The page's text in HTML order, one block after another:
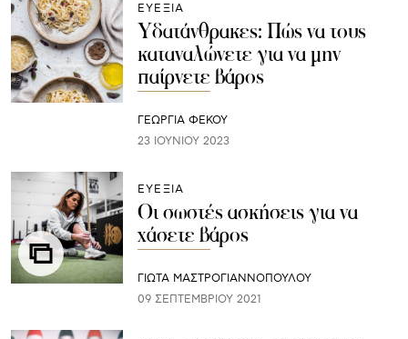
ΕΥΕΞΙΑ
Υδατάνθρακες: Πώς να τους
καταναλώνετε για να μην
παίρνετε βάρος
ΓΕΩΡΓΙΑ ΦΕΚΟΥ
23 ΙΟΥΝΊΟΥ 2023
ΕΥΕΞΙΑ
Οι σωστές ασκήσεις για να
χάσετε βάρος
ΓΙΩΤΑ ΜΑΣΤΡΟΓΙΑΝΝΟΠΟΥΛΟΥ
09 ΣΕΠΤΕΜΒΡΊΟΥ 2021